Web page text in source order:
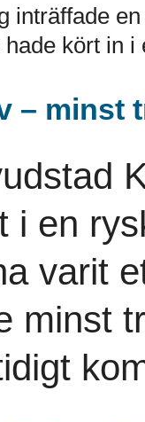
inträffade
kört in i
– minst
i en
varit
minst